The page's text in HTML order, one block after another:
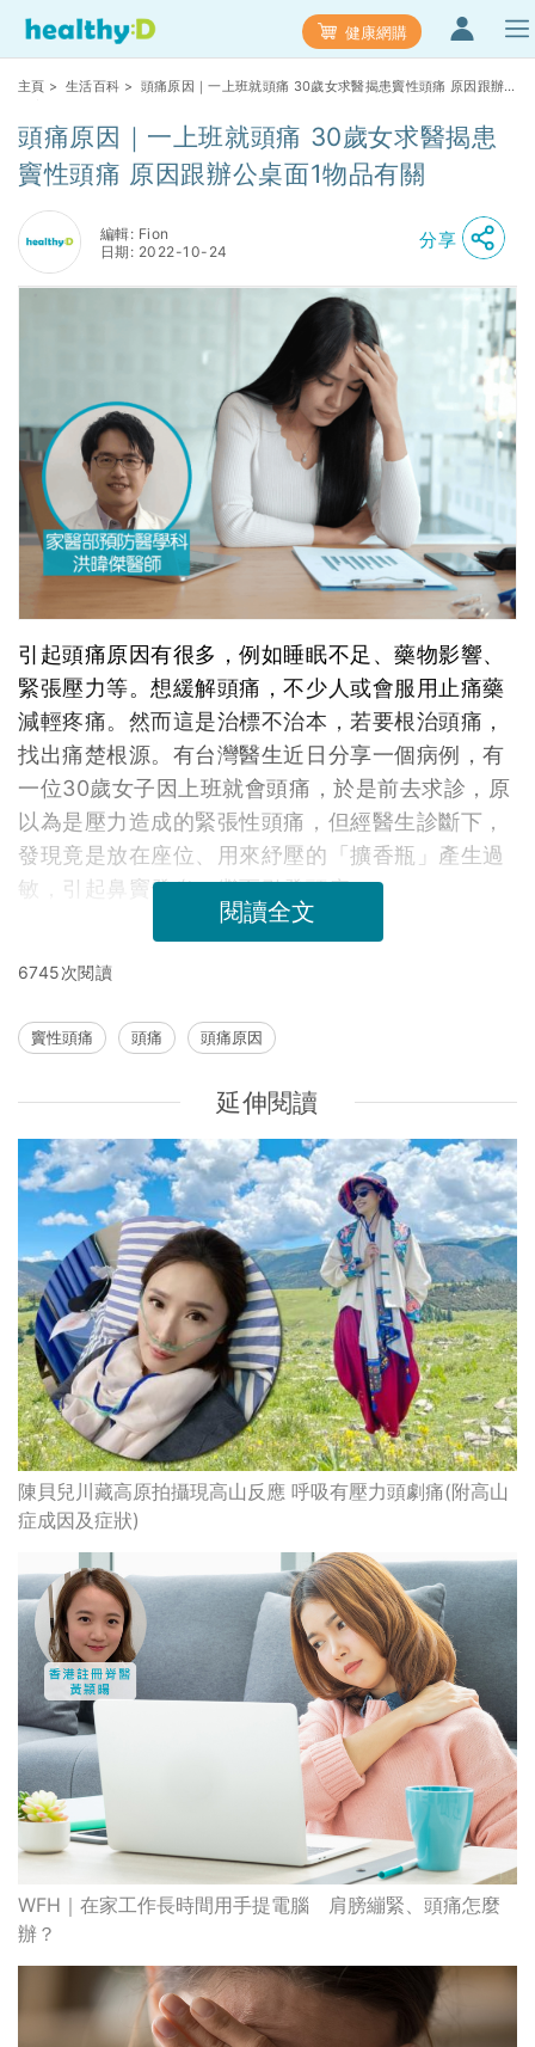
健康網購
主頁 > 生活百科 > 頭痛原因｜一上班就頭痛 30歲女求醫揭患竇性頭痛 原因跟辦
頭痛原因｜一上班就頭痛 30歲女求醫揭患
竇性頭痛 原因跟辦公桌面1物品有關
編輯: Fion
日期: 2022-10-24
分享
引起頭痛原因有很多，例如睡眠不足、藥物影響、
緊張壓力等。想緩解頭痛，不少人或會服用止痛藥
減輕疼痛。然而這是治標不治本，若要根治頭痛，
找出痛楚根源。有台灣醫生近日分享一個病例，有
一位30歲女子因上班就會頭痛，於是前去求診，原
以為是壓力造成的緊張性頭痛，但經醫生診斷下，
發現竟是放在座位、用來紓壓的「擴香瓶」產生過
敏，引起鼻竇發炎，繼而引發頭痛。
閱讀全文
6745次閱讀
竇性頭痛 頭痛 頭痛原因
延伸閱讀
陳貝兒川藏高原拍攝現高山反應 呼吸有壓力頭劇痛(附高山
症成因及症狀)
WFH｜在家工作長時間用手提電腦 肩膀繃緊、頭痛怎麼
辦？